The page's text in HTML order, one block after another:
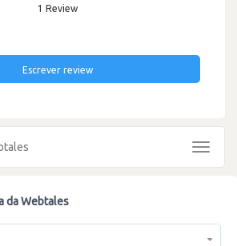
1 Review
Escrever review
Toggle
da Webtales